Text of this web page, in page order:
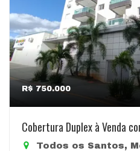
R$ 750.000
Cobertura Duplex à Venda
Todos os Santos,